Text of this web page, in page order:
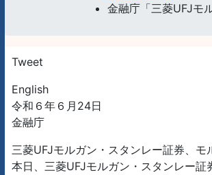
金融庁「三菱UFJモ
Tweet
English
令和６年６月24日
金融庁
三菱UFJモルガン・スタンレー証券、
本日、三菱UFJモルガン・スタンレー